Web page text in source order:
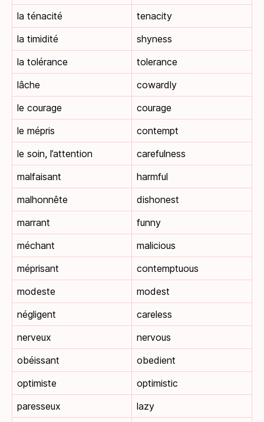
la ténacité
tenacity
la timidité
shyness
la tolérance
tolerance
lâche
cowardly
le courage
courage
le mépris
contempt
le soin, l’attention
carefulness
malfaisant
harmful
malhonnête
dishonest
marrant
funny
méchant
malicious
méprisant
contemptuous
modeste
modest
négligent
careless
nerveux
nervous
obéissant
obedient
optimiste
optimistic
paresseux
lazy